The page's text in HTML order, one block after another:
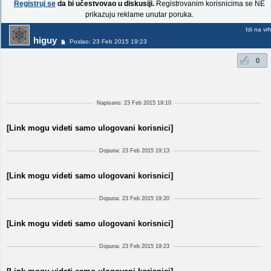
Registruj seda bi učestvovao u diskusiji.Registrovanim korisnicima se NE
prikazuju reklame unutar poruka.
higuy Poslao: 23 Feb 2015 19:23
Idi na vrh
0
Napisano: 23 Feb 2015 19:10
[Link mogu videti samo ulogovani korisnici]
Dopuna: 23 Feb 2015 19:13
[Link mogu videti samo ulogovani korisnici]
Dopuna: 23 Feb 2015 19:20
[Link mogu videti samo ulogovani korisnici]
Dopuna: 23 Feb 2015 19:23